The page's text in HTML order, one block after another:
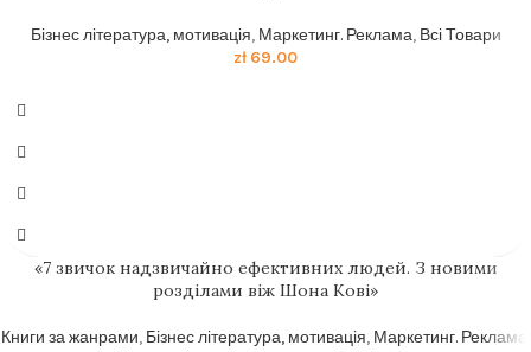
Бізнес література, мотивація, Маркетинг. Реклама, Всі Товари
zł 69.00
«7 звичок надзвичайно ефективних людей. З новими
розділами віж Шона Кові»
Книги за жанрами, Бізнес література, мотивація, Маркетинг. Реклама